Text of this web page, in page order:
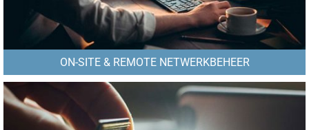
ON-SITE & REMOTE NETWERKBEHEER